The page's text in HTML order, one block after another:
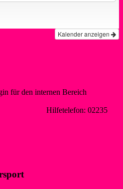
Kalender anzeigen
für den internen Bereich
Hilfetelefon: 02235